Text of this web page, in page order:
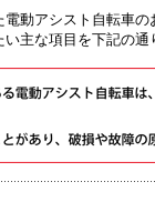
動アシスト自転車
主な項目を下記の